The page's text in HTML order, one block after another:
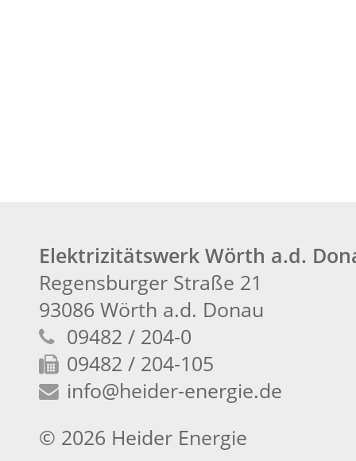
Elektrizitätswerk Wörth a.d.
Regensburger Straße 21
93086 Wörth a.d. Donau
09482 / 204-0
09482 / 204-105
info@heider-energie.de
© 2026 Heider Energie